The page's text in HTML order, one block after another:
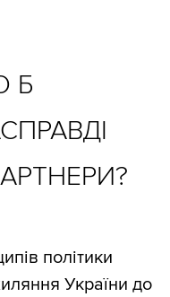
Б
політики
України до